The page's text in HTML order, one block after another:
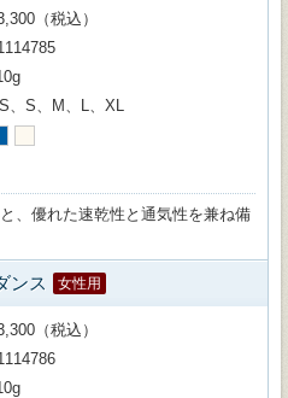
（税込）
、S、M、L、XL
、優れた速乾性と通気性を兼ね備
ンス 女性用
（税込）